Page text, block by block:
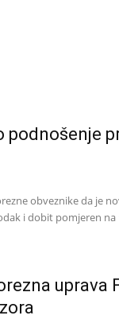
podnošenje
obveznike da je
i dobit pomjeren na
uprava